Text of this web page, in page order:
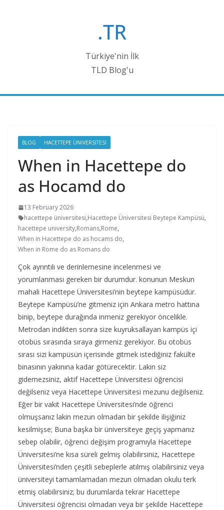
.TR
Türkiye'nin İlk
TLD Blog'u
BLOG HACETTEPE ÜNIVERSITESI
When in Hacettepe do
as Hocamd do
13 February 2026
hacettepe üniversitesi,Hacettepe Üniversitesi Beytepe Kampüsü,
hacettepe university,Romans,Rome,
When in Hacettepe do as hocams do,
When in Rome do as Romans do
Çok ayrıntılı ve derinlemesine incelenmesi ve
yorumlanması gereken bir durumdur. konunun Meskun
mahali Hacettepe Üniversitesi’nin beytepe kampüsüdür.
Beytepe Kampüsü’ne gitmeniz için Ankara metro hattına
binip, beytepe durağında inmeniz gerekiyor öncelikle.
Metrodan indikten sonra size kuyruksallayan kampüs içi
otobüs sırasında sıraya girmeniz gerekiyor. Bu otobüs
sırası sizi kampüsün içerisinde gitmek istediğiniz fakülte
binasının yakınına kadar götürecektir. Lakin siz
gidemezsiniz, aktif Hacettepe Üniversitesi öğrencisi
değilseniz veya Hacettepe Üniversitesi mezunu değilseniz.
Eğer bir vakit Hacettepe Üniversitesi’nde öğrenci
olmuşsanız lakin mezun olmadan bir şekilde ilişiğiniz
kesilmişse; Buna başka bir üniversiteye geçiş yapmanız
sebep olabilir, öğrenci değişim programıyla Hacettepe
Üniversitesi’ne kısa süreli gelmiş olabilirsiniz, Hacettepe
Üniversitesi’nden çeşitli sebeplerle atılmış olabilirsiniz veya
üniversiteyi tamamlamadan mezun olmadan okulu terk
etmiş olabilirsiniz; bu durumlarda tekrar Hacettepe
Üniversitesi öğrencisi olmadan veya bir şekilde Hacettepe